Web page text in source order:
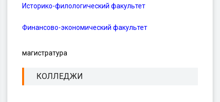
Историко-филологический факультет
Финансово-экономический факультет
магистратура
КОЛЛЕДЖИ